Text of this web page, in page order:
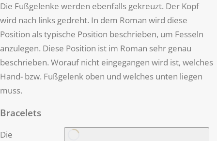
Die Fußgelenke werden ebenfalls gekreuzt. Der Kopf
wird nach links gedreht. In dem Roman wird diese
Position als typische Position beschrieben, um Fesseln
anzulegen. Diese Position ist im Roman sehr genau
beschrieben. Worauf nicht eingegangen wird ist, welches
Hand- bzw. Fußgelenk oben und welches unten liegen
muss.
Bracelets
Die